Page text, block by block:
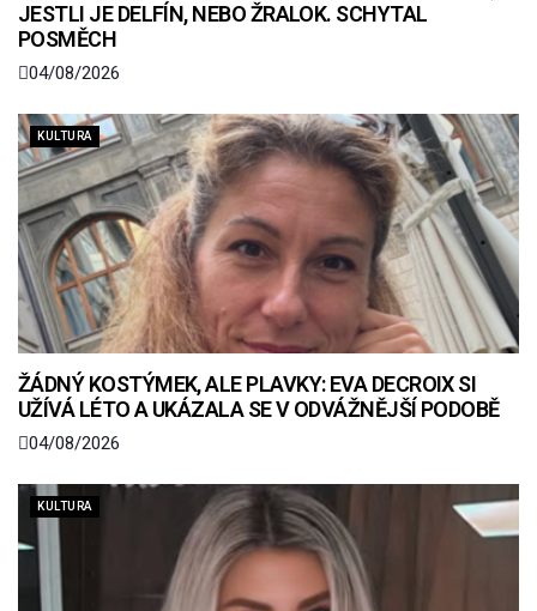
JESTLI JE DELFÍN, NEBO ŽRALOK. SCHYTAL
POSMĚCH
04/08/2026
KULTURA
ŽÁDNÝ KOSTÝMEK, ALE PLAVKY: EVA DECROIX SI
UŽÍVÁ LÉTO A UKÁZALA SE V ODVÁŽNĚJŠÍ PODOBĚ
04/08/2026
KULTURA